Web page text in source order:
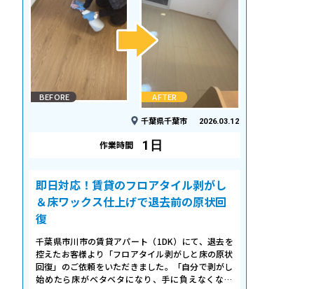
BEFORE AFTER
千葉県千葉市 2026.03.12
作業時間 1日
即日対応！賃貸のフロアタイル剥がし
＆床ワックス仕上げで退去前の原状回
復
千葉県市川市の賃貸アパート（1DK）にて、退去を
控えたお客様より「フロアタイル剥がしと床の原状
回復」のご依頼をいただきました。「自分で剥がし
始めたら床がベタベタになり、手に負えなくなっ